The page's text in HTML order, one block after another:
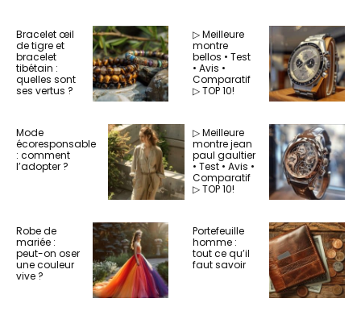
Bracelet œil
de tigre et
bracelet
tibétain :
quelles sont
ses vertus ?
▷ Meilleure
montre
bellos • Test
• Avis •
Comparatif
▷ TOP 10!
Mode
écoresponsable
: comment
l’adopter ?
▷ Meilleure
montre jean
paul gaultier
• Test • Avis •
Comparatif
▷ TOP 10!
Robe de
mariée :
peut-on oser
une couleur
vive ?
Portefeuille
homme :
tout ce qu’il
faut savoir